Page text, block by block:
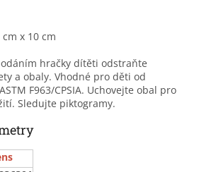
x 10 cm
hračky dítěti odstraňte
a obaly. Vhodné pro děti od
F963/CPSIA. Uchovejte obal pro
Sledujte piktogramy.